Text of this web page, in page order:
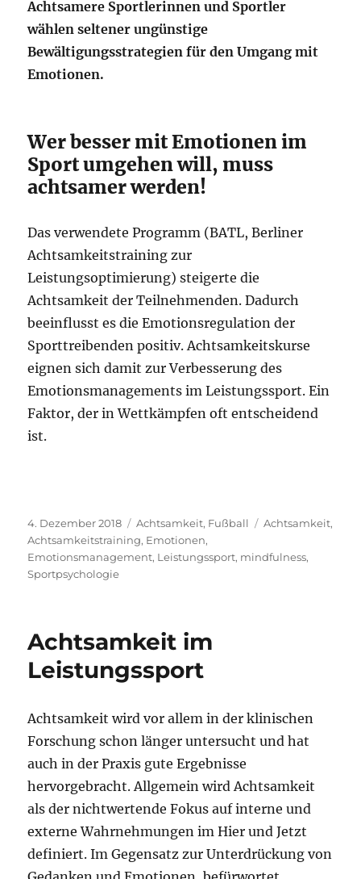
Achtsamere Sportlerinnen und Sportler
wählen seltener ungünstige
Bewältigungsstrategien für den Umgang mit
Emotionen.
Wer besser mit Emotionen im
Sport umgehen will, muss
achtsamer werden!
Das verwendete Programm (BATL, Berliner
Achtsamkeitstraining zur
Leistungsoptimierung) steigerte die
Achtsamkeit der Teilnehmenden. Dadurch
beeinflusst es die Emotionsregulation der
Sporttreibenden positiv. Achtsamkeitskurse
eignen sich damit zur Verbesserung des
Emotionsmanagements im Leistungssport. Ein
Faktor, der in Wettkämpfen oft entscheidend
ist.
Veröffentlicht
am
4. Dezember 2018 Kategorien
Achtsamkeit, Fußball Schlagwörter
Achtsamkeit,
Achtsamkeitstraining, Emotionen,
Emotionsmanagement, Leistungssport, mindfulness,
Sportpsychologie
Achtsamkeit im
Leistungssport
Achtsamkeit wird vor allem in der klinischen
Forschung schon länger untersucht und hat
auch in der Praxis gute Ergebnisse
hervorgebracht. Allgemein wird Achtsamkeit
als der nichtwertende Fokus auf interne und
externe Wahrnehmungen im Hier und Jetzt
definiert. Im Gegensatz zur Unterdrückung von